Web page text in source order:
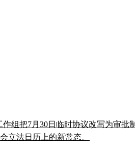
组把7月30日临时协议改写为审批
立法日历上的新常态。